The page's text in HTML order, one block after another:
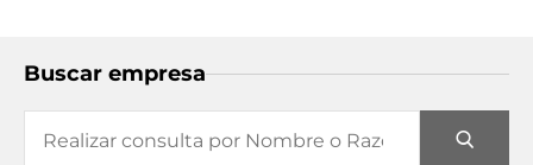
Buscar empresa